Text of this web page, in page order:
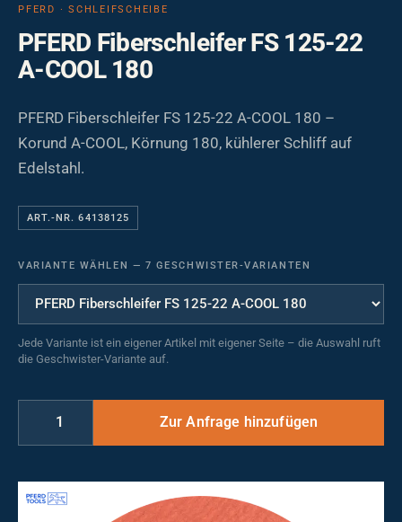
PFERD · SCHLEIFSCHEIBE
PFERD Fiberschleifer FS 125-22
A-COOL 180
PFERD Fiberschleifer FS 125-22 A-COOL 180 –
Korund A-COOL, Körnung 180, kühlerer Schliff auf
Edelstahl.
ART.-NR. 64138125
VARIANTE WÄHLEN — 7 GESCHWISTER-VARIANTEN
Jede Variante ist ein eigener Artikel mit eigener Seite – die Auswahl ruft
die Geschwister-Variante auf.